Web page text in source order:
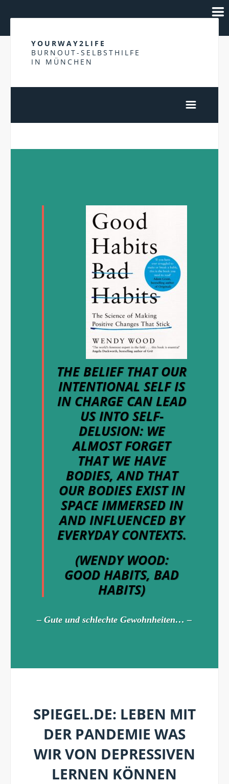
YOURWAY2LIFE
BURNOUT-SELBSTHILFE
IN MÜNCHEN
THE BELIEF THAT OUR
INTENTIONAL SELF IS
IN CHARGE CAN LEAD
US INTO SELF-
DELUSION: WE
ALMOST FORGET
THAT WE HAVE
BODIES, AND THAT
OUR BODIES EXIST IN
SPACE IMMERSED IN
AND INFLUENCED BY
EVERYDAY CONTEXTS.
(WENDY WOOD:
GOOD HABITS, BAD
HABITS)
– Gute und schlechte Gewohnheiten… –
SPIEGEL.DE: LEBEN MIT
DER PANDEMIE WAS
WIR VON DEPRESSIVEN
LERNEN KÖNNEN